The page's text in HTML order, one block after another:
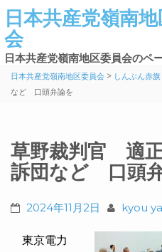
日本共産党嶺南
会
日本共産党嶺南地区委員会のペ
日本共産党嶺南地区委員会 > しんぶん赤旗
など 口頭弁論を
草野裁判官 適
訴団など 口頭
2024年11月2日 kyou
東京電力